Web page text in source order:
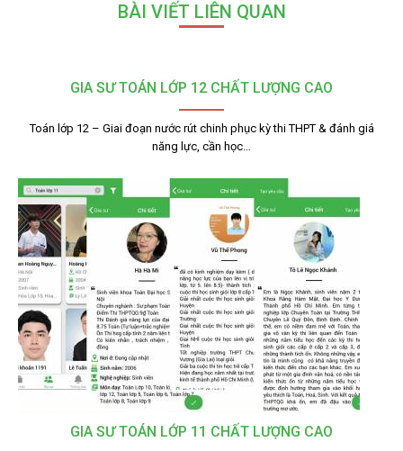
BÀI VIẾT LIÊN QUAN
GIA SƯ TOÁN LỚP 12 CHẤT LƯỢNG CAO
Toán lớp 12 – Giai đoạn nước rút chinh phục kỳ thi THPT & đánh giá
năng lực, cần học…
GIA SƯ TOÁN LỚP 11 CHẤT LƯỢNG CAO